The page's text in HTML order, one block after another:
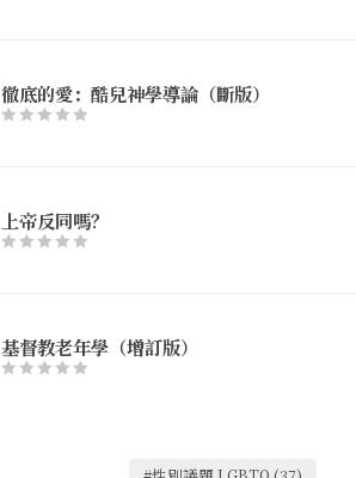
徹底的愛：酷兒神學導論（斷版）
上帝反同嗎？
基督教老年學（增訂版）